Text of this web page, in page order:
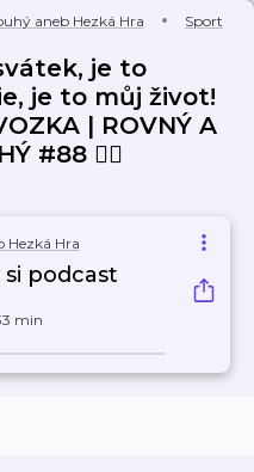
aneb Hezká Hra
Sport
je to
je to můj život!
| ROVNÝ A
#88 🏌️‍♀️
Hezká Hra
podcast
min